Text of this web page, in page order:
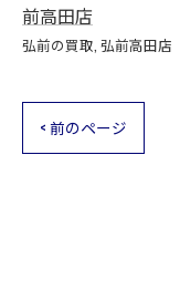
前高田店
弘前の買取 弘前高田店
< 前のページ